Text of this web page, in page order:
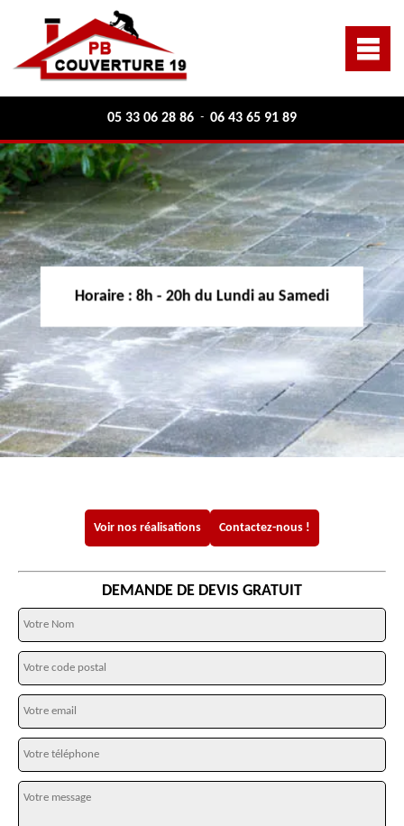
05 33 06 28 86 - 06 43 65 91 89
Horaire : 8h - 20h du Lundi au Samedi
Voir nos réalisations Contactez-nous !
DEMANDE DE DEVIS GRATUIT